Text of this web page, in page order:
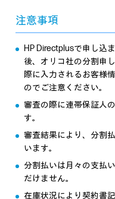
注意事項
HP Directplusで申し込
後、オリコ社の分割申
際に入力されるお客様
のでご注意ください。
審査の際に連帯保証人
す。
審査結果により、分割
います。
分割払いは月々の支払
だけません。
在庫状況により契約書